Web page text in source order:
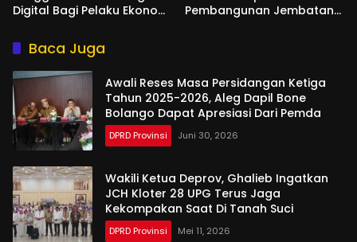
Digital Bagi Pelaku Ekonomi
Pembangunan Jembatan
Baca Juga
Awali Reses Masa Persidangan Ketiga
Tahun 2025-2026, Aleg Dapil Bone
Bolango Dapat Apresiasi Dari Pemda
DPRD Provinsi Juni 30, 2026
Wakili Ketua Deprov, Ghalieb Ingatkan
JCH Kloter 28 UPG Terus Jaga
Kekompakan Saat Di Tanah Suci
DPRD Provinsi Mei 11, 2026